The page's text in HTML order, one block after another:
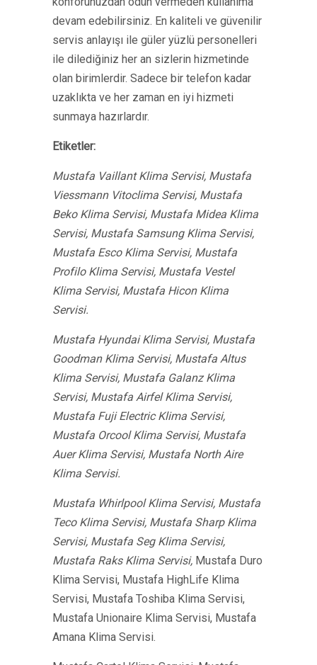
devam edebilirsiniz. En kaliteli ve güvenilir
servis anlayışı ile güler yüzlü personelleri
ile dilediğiniz her an sizlerin hizmetinde
olan birimlerdir. Sadece bir telefon kadar
uzaklıkta ve her zaman en iyi hizmeti
sunmaya hazırlardır.
Etiketler:
Mustafa Vaillant Klima Servisi, Mustafa
Viessmann Vitoclima Servisi, Mustafa
Beko Klima Servisi, Mustafa Midea Klima
Servisi, Mustafa Samsung Klima Servisi,
Mustafa Esco Klima Servisi, Mustafa
Profilo Klima Servisi, Mustafa Vestel
Klima Servisi, Mustafa Hicon Klima
Servisi.
Mustafa Hyundai Klima Servisi, Mustafa
Goodman Klima Servisi, Mustafa Altus
Klima Servisi, Mustafa Galanz Klima
Servisi, Mustafa Airfel Klima Servisi,
Mustafa Fuji Electric Klima Servisi,
Mustafa Orcool Klima Servisi, Mustafa
Auer Klima Servisi, Mustafa North Aire
Klima Servisi.
Mustafa Whirlpool Klima Servisi, Mustafa
Teco Klima Servisi, Mustafa Sharp Klima
Servisi, Mustafa Seg Klima Servisi,
Mustafa Raks Klima Servisi, Mustafa Duro
Klima Servisi, Mustafa HighLife Klima
Servisi, Mustafa Toshiba Klima Servisi,
Mustafa Unionaire Klima Servisi, Mustafa
Amana Klima Servisi.